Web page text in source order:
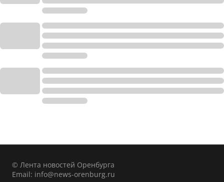
© Лента новостей Оренбурга
Email: info@news-orenburg.ru